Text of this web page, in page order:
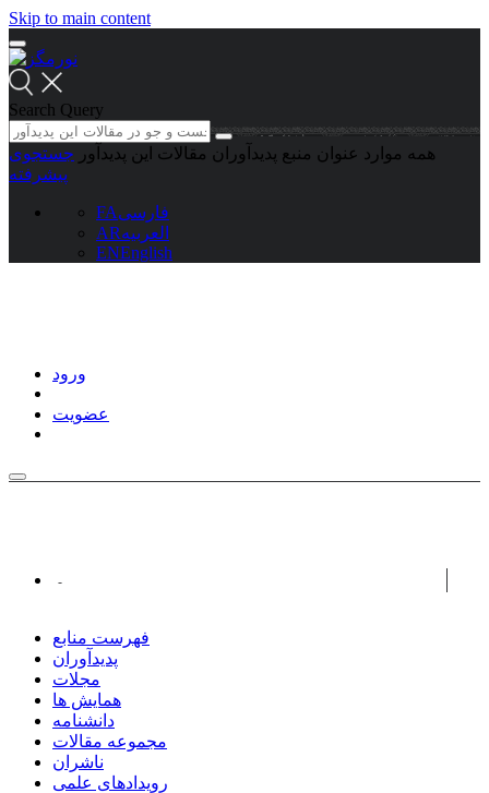
Skip to main content
Search Query
همه موارد عنوان منبع پدیدآوران مقالات این پدیدآور جستجوی
پیشرفته
FAفارسی
ARالعربیه
ENEnglish
ورود
عضویت
فهرست منابع
پدیدآوران
مجلات
همایش ها
دانشنامه
مجموعه مقالات
ناشران
رویدادهای علمی